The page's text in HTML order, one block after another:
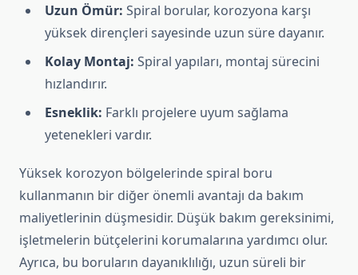
Uzun Ömür: Spiral borular, korozyona karşı
yüksek dirençleri sayesinde uzun süre dayanır.
Kolay Montaj: Spiral yapıları, montaj sürecini
hızlandırır.
Esneklik: Farklı projelere uyum sağlama
yetenekleri vardır.
Yüksek korozyon bölgelerinde spiral boru
kullanmanın bir diğer önemli avantajı da bakım
maliyetlerinin düşmesidir. Düşük bakım gereksinimi,
işletmelerin bütçelerini korumalarına yardımcı olur.
Ayrıca, bu boruların dayanıklılığı, uzun süreli bir